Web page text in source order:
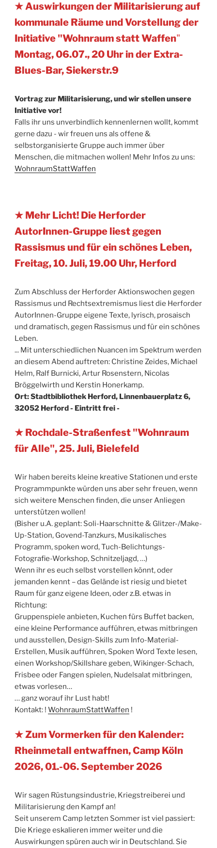
★ Auswirkungen der Militarisierung auf
kommunale Räume und Vorstellung der
Initiative "Wohnraum statt Waffen"
Montag, 06.07., 20 Uhr in der Extra-
Blues-Bar, Siekerstr.9
Vortrag zur Militarisierung, und wir stellen unsere
Initiative vor!
Falls ihr uns unverbindlich kennenlernen wollt, kommt
gerne dazu - wir freuen uns als offene &
selbstorganisierte Gruppe auch immer über
Menschen, die mitmachen wollen! Mehr Infos zu uns:
WohnraumStattWaffen
★ Mehr Licht! Die Herforder
AutorInnen-Gruppe liest gegen
Rassismus und für ein schönes Leben,
Freitag, 10. Juli, 19.00 Uhr, Herford
Zum Abschluss der Herforder Aktionswochen gegen
Rassismus und Rechtsextremismus liest die Herforder
AutorInnen-Gruppe eigene Texte, lyrisch, prosaisch
und dramatisch, gegen Rassismus und für ein schönes
Leben.
... Mit unterschiedlichen Nuancen im Spektrum werden
an diesem Abend auftreten: Christine Zeides, Michael
Helm, Ralf Burnicki, Artur Rosenstern, Nicolas
Bröggelwirth und Kerstin Honerkamp.
Ort: Stadtbibliothek Herford, Linnenbauerplatz 6,
32052 Herford - Eintritt frei -
★ Rochdale-Straßenfest "Wohnraum
für Alle", 25. Juli, Bielefeld
Wir haben bereits kleine kreative Stationen und erste
Programmpunkte würden uns aber sehr freuen, wenn
sich weitere Menschen finden, die unser Anliegen
unterstützen wollen!
(Bisher u.A. geplant: Soli-Haarschnitte & Glitzer-/Make-
Up-Station, Govend-Tanzkurs, Musikalisches
Programm, spoken word, Tuch-Belichtungs-
Fotografie-Workshop, Schnitzeljagd, …)
Wenn ihr es euch selbst vorstellen könnt, oder
jemanden kennt – das Gelände ist riesig und bietet
Raum für ganz eigene Ideen, oder z.B. etwas in
Richtung:
Gruppenspiele anbieten, Kuchen fürs Buffet backen,
eine kleine Performance aufführen, etwas mitbringen
und ausstellen, Design-Skills zum Info-Material-
Erstellen, Musik aufführen, Spoken Word Texte lesen,
einen Workshop/Skillshare geben, Wikinger-Schach,
Frisbee oder Fangen spielen, Nudelsalat mitbringen,
etwas vorlesen…
… ganz worauf ihr Lust habt!
Kontakt: ! WohnraumStattWaffen !
★ Zum Vormerken für den Kalender:
Rheinmetall entwaffnen, Camp Köln
2026, 01.-06. September 2026
Wir sagen Rüstungsindustrie, Kriegstreiberei und
Militarisierung den Kampf an!
Seit unserem Camp letzten Sommer ist viel passiert:
Die Kriege eskalieren immer weiter und die
Auswirkungen spüren auch wir in Deutschland. Sie